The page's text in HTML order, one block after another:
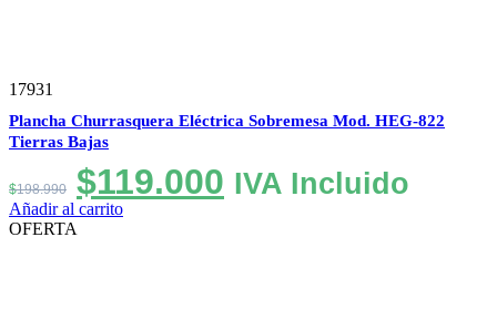
17931
Plancha Churrasquera Eléctrica Sobremesa Mod. HEG-822
Tierras Bajas
$198.990 El
precio
original
$119.000 El
precio
IVA Incluido
Añadir al carrito
OFERTA